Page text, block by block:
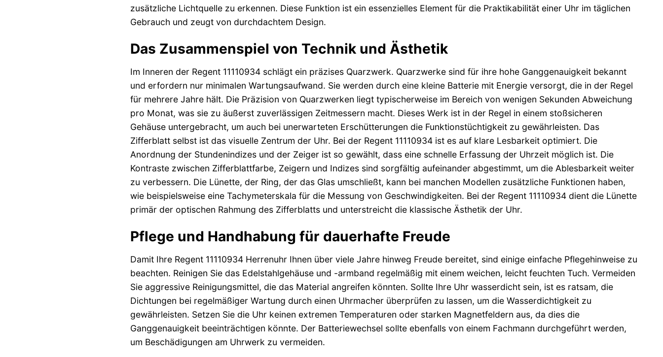
zusätzliche Lichtquelle zu erkennen. Diese Funktion ist ein essenzielles Element für die Praktikabilität einer Uhr im täglichen
Gebrauch und zeugt von durchdachtem Design.
Das Zusammenspiel von Technik und Ästhetik
Im Inneren der Regent 11110934 schlägt ein präzises Quarzwerk. Quarzwerke sind für ihre hohe Ganggenauigkeit bekannt
und erfordern nur minimalen Wartungsaufwand. Sie werden durch eine kleine Batterie mit Energie versorgt, die in der Regel
für mehrere Jahre hält. Die Präzision von Quarzwerken liegt typischerweise im Bereich von wenigen Sekunden Abweichung
pro Monat, was sie zu äußerst zuverlässigen Zeitmessern macht. Dieses Werk ist in der Regel in einem stoßsicheren
Gehäuse untergebracht, um auch bei unerwarteten Erschütterungen die Funktionstüchtigkeit zu gewährleisten. Das
Zifferblatt selbst ist das visuelle Zentrum der Uhr. Bei der Regent 11110934 ist es auf klare Lesbarkeit optimiert. Die
Anordnung der Stundenindizes und der Zeiger ist so gewählt, dass eine schnelle Erfassung der Uhrzeit möglich ist. Die
Kontraste zwischen Zifferblattfarbe, Zeigern und Indizes sind sorgfältig aufeinander abgestimmt, um die Ablesbarkeit weiter
zu verbessern. Die Lünette, der Ring, der das Glas umschließt, kann bei manchen Modellen zusätzliche Funktionen haben,
wie beispielsweise eine Tachymeterskala für die Messung von Geschwindigkeiten. Bei der Regent 11110934 dient die Lünette
primär der optischen Rahmung des Zifferblatts und unterstreicht die klassische Ästhetik der Uhr.
Pflege und Handhabung für dauerhafte Freude
Damit Ihre Regent 11110934 Herrenuhr Ihnen über viele Jahre hinweg Freude bereitet, sind einige einfache Pflegehinweise zu
beachten. Reinigen Sie das Edelstahlgehäuse und -armband regelmäßig mit einem weichen, leicht feuchten Tuch. Vermeiden
Sie aggressive Reinigungsmittel, die das Material angreifen könnten. Sollte Ihre Uhr wasserdicht sein, ist es ratsam, die
Dichtungen bei regelmäßiger Wartung durch einen Uhrmacher überprüfen zu lassen, um die Wasserdichtigkeit zu
gewährleisten. Setzen Sie die Uhr keinen extremen Temperaturen oder starken Magnetfeldern aus, da dies die
Ganggenauigkeit beeinträchtigen könnte. Der Batteriewechsel sollte ebenfalls von einem Fachmann durchgeführt werden,
um Beschädigungen am Uhrwerk zu vermeiden.